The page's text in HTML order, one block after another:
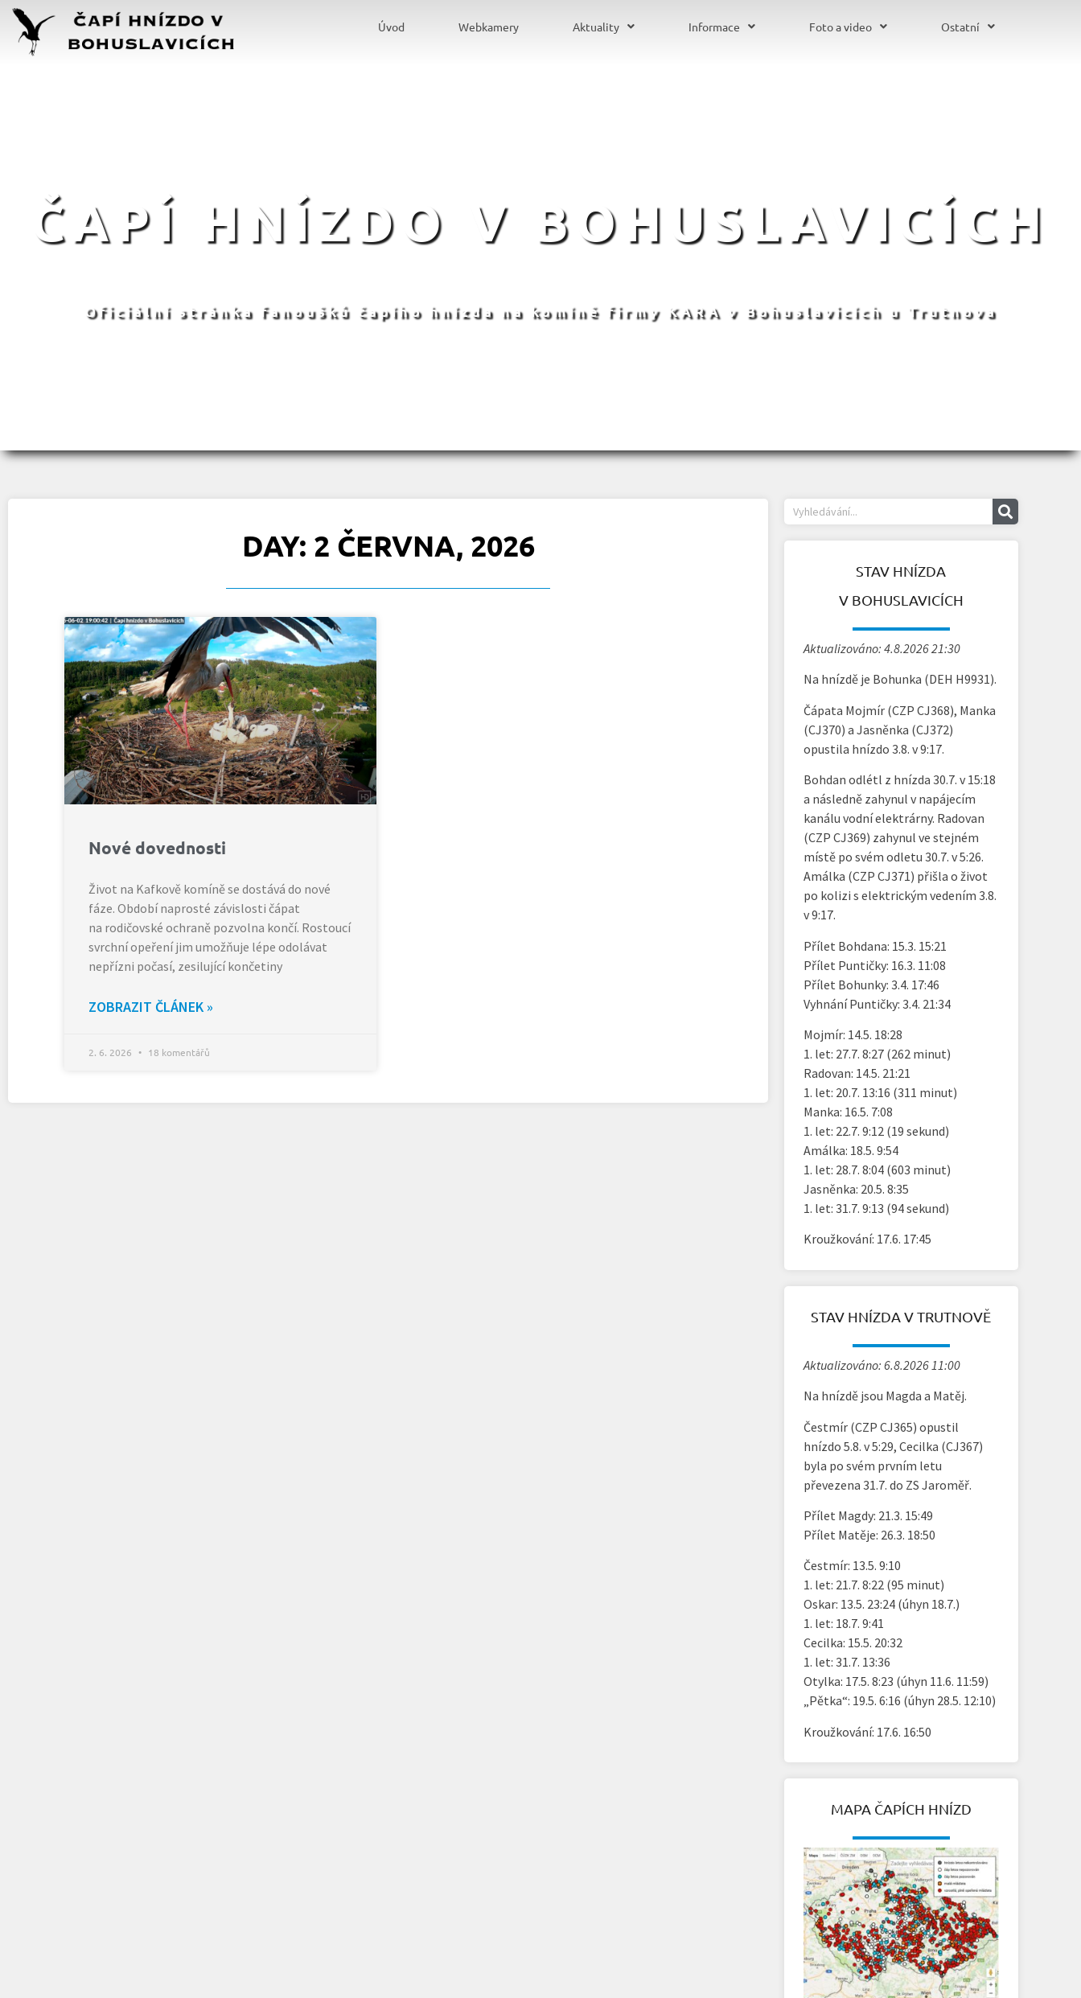
Úvod Webkamery Aktuality Informace Foto a video Ostatní
ČAPÍ HNÍZDO V BOHUSLAVICÍCH
Oficiální stránka fanoušků čapího hnízda na komíně firmy KARA v Bohuslavicích u Trutnova
DAY: 2 ČERVNA, 2026
Nové dovednosti
Život na Kafkově komíně se dostává do nové
fáze. Období naprosté závislosti čápat
na rodičovské ochraně pozvolna končí. Rostoucí
svrchní opeření jim umožňuje lépe odolávat
nepřízni počasí, zesilující končetiny
ZOBRAZIT ČLÁNEK »
2. 6. 2026 18 komentářů
STAV HNÍZDA
V BOHUSLAVICÍCH
Aktualizováno: 4.8.2026 21:30
Na hnízdě je Bohunka (DEH H9931).
Čápata Mojmír (CZP CJ368), Manka
(CJ370) a Jasněnka (CJ372)
opustila hnízdo 3.8. v 9:17.
Bohdan odlétl z hnízda 30.7. v 15:18
a následně zahynul v napájecím
kanálu vodní elektrárny. Radovan
(CZP CJ369) zahynul ve stejném
místě po svém odletu 30.7. v 5:26.
Amálka (CZP CJ371) přišla o život
po kolizi s elektrickým vedením 3.8.
v 9:17.
Přílet Bohdana: 15.3. 15:21
Přílet Puntičky: 16.3. 11:08
Přílet Bohunky: 3.4. 17:46
Vyhnání Puntičky: 3.4. 21:34
Mojmír: 14.5. 18:28
1. let: 27.7. 8:27 (262 minut)
Radovan: 14.5. 21:21
1. let: 20.7. 13:16 (311 minut)
Manka: 16.5. 7:08
1. let: 22.7. 9:12 (19 sekund)
Amálka: 18.5. 9:54
1. let: 28.7. 8:04 (603 minut)
Jasněnka: 20.5. 8:35
1. let: 31.7. 9:13 (94 sekund)
Kroužkování: 17.6. 17:45
STAV HNÍZDA V TRUTNOVĚ
Aktualizováno: 6.8.2026 11:00
Na hnízdě jsou Magda a Matěj.
Čestmír (CZP CJ365) opustil
hnízdo 5.8. v 5:29, Cecilka (CJ367)
byla po svém prvním letu
převezena 31.7. do ZS Jaroměř.
Přílet Magdy: 21.3. 15:49
Přílet Matěje: 26.3. 18:50
Čestmír: 13.5. 9:10
1. let: 21.7. 8:22 (95 minut)
Oskar: 13.5. 23:24 (úhyn 18.7.)
1. let: 18.7. 9:41
Cecilka: 15.5. 20:32
1. let: 31.7. 13:36
Otylka: 17.5. 8:23 (úhyn 11.6. 11:59)
„Pětka“: 19.5. 6:16 (úhyn 28.5. 12:10)
Kroužkování: 17.6. 16:50
MAPA ČAPÍCH HNÍZD